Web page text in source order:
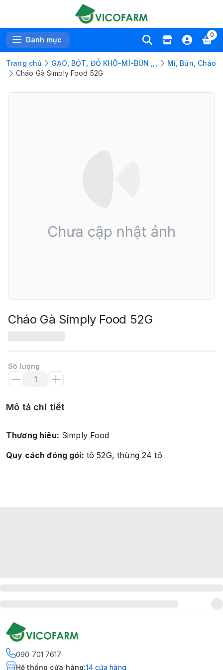
Danh mục
0
Trang chủ GẠO, BỘT, ĐỒ KHÔ-MÌ-BÚN ,,,
Mì, Bún, Cháo
Cháo Gà Simply Food 52G
Cháo Gà Simply Food 52G
Số lượng
Mô tả chi tiết
Thương hiêu: Simply Food
Quy cách đóng gói: tô 52G, thùng 24 tô
090 701 7617
Hệ thống cửa hàng:14 cửa hàng